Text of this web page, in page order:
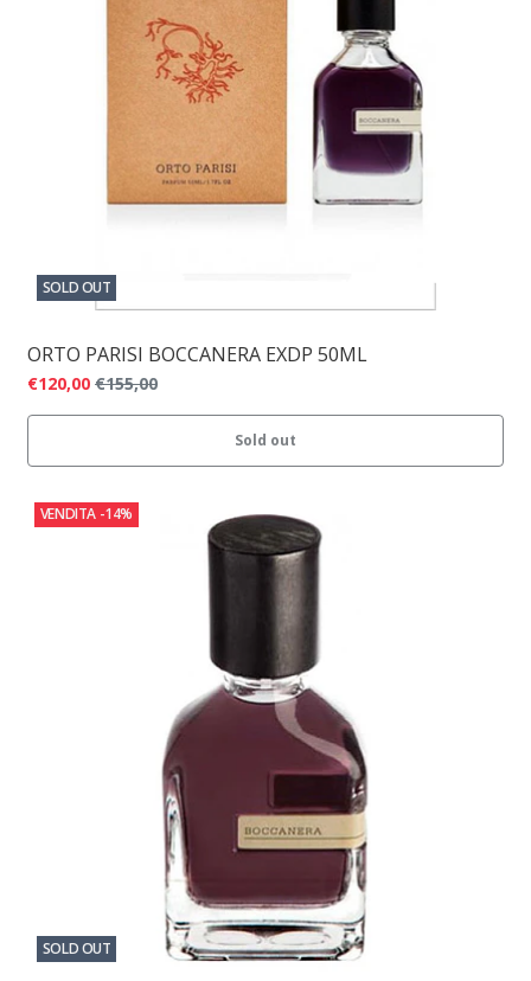
SOLD OUT
ORTO PARISI BOCCANERA EXDP 50ML
€120,00 €155,00
Sold out
VENDITA -14%
SOLD OUT